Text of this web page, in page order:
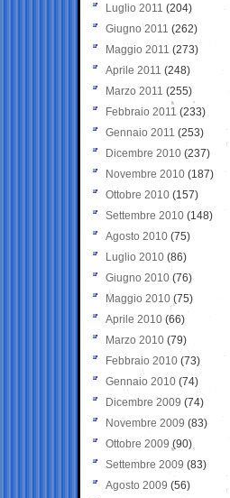
Luglio 2011 (204)
Giugno 2011 (262)
Maggio 2011 (273)
Aprile 2011 (248)
Marzo 2011 (255)
Febbraio 2011 (233)
Gennaio 2011 (253)
Dicembre 2010 (237)
Novembre 2010 (187)
Ottobre 2010 (157)
Settembre 2010 (148)
Agosto 2010 (75)
Luglio 2010 (86)
Giugno 2010 (76)
Maggio 2010 (75)
Aprile 2010 (66)
Marzo 2010 (79)
Febbraio 2010 (73)
Gennaio 2010 (74)
Dicembre 2009 (74)
Novembre 2009 (83)
Ottobre 2009 (90)
Settembre 2009 (83)
Agosto 2009 (56)